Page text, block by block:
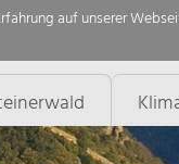
auf unserer